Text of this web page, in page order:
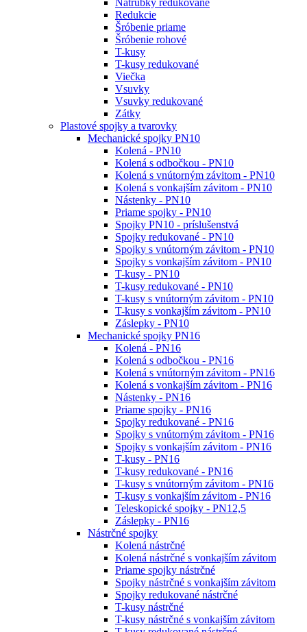
Nátrubky redukované
Redukcie
Šróbenie priame
Šróbenie rohové
T-kusy
T-kusy redukované
Viečka
Vsuvky
Vsuvky redukované
Zátky
Plastové spojky a tvarovky
Mechanické spojky PN10
Kolená - PN10
Kolená s odbočkou - PN10
Kolená s vnútorným závitom - PN10
Kolená s vonkajším závitom - PN10
Nástenky - PN10
Priame spojky - PN10
Spojky PN10 - príslušenstvá
Spojky redukované - PN10
Spojky s vnútorným závitom - PN10
Spojky s vonkajším závitom - PN10
T-kusy - PN10
T-kusy redukované - PN10
T-kusy s vnútorným závitom - PN10
T-kusy s vonkajším závitom - PN10
Záslepky - PN10
Mechanické spojky PN16
Kolená - PN16
Kolená s odbočkou - PN16
Kolená s vnútorným závitom - PN16
Kolená s vonkajším závitom - PN16
Nástenky - PN16
Priame spojky - PN16
Spojky redukované - PN16
Spojky s vnútorným závitom - PN16
Spojky s vonkajším závitom - PN16
T-kusy - PN16
T-kusy redukované - PN16
T-kusy s vnútorným závitom - PN16
T-kusy s vonkajším závitom - PN16
Teleskopické spojky - PN12,5
Záslepky - PN16
Nástrčné spojky
Kolená nástrčné
Kolená nástrčné s vonkajším závitom
Priame spojky nástrčné
Spojky nástrčné s vonkajším závitom
Spojky redukované nástrčné
T-kusy nástrčné
T-kusy nástrčné s vonkajším závitom